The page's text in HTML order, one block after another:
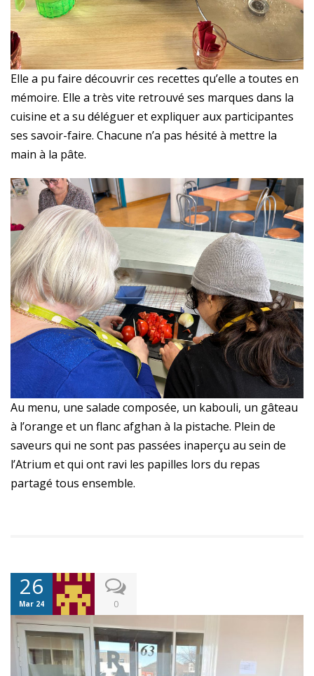
Elle a pu faire découvrir ces recettes qu’elle a toutes en
mémoire. Elle a très vite retrouvé ses marques dans la
cuisine et a su déléguer et expliquer aux participantes
ses savoir-faire. Chacune n’a pas hésité à mettre la
main à la pâte.
Au menu, une salade composée, un kabouli, un gâteau
à l’orange et un flanc afghan à la pistache. Plein de
saveurs qui ne sont pas passées inaperçu au sein de
l’Atrium et qui ont ravi les papilles lors du repas
partagé tous ensemble.
26
Mar 24 0